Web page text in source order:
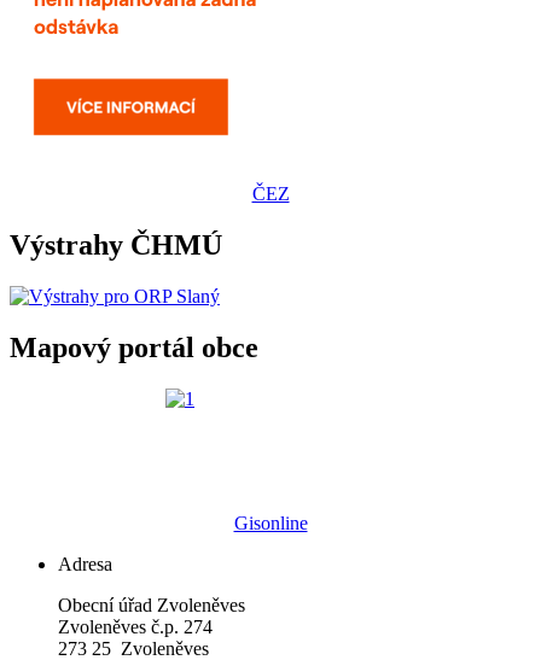
ČEZ
Výstrahy ČHMÚ
Mapový portál obce
Gisonline
Adresa
Obecní úřad Zvoleněves
Zvoleněves č.p. 274
273 25 Zvoleněves